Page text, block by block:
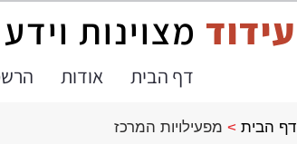
עידוד מצוינות
דף הבית אודות
דף הבית > מפעילויות המרכז